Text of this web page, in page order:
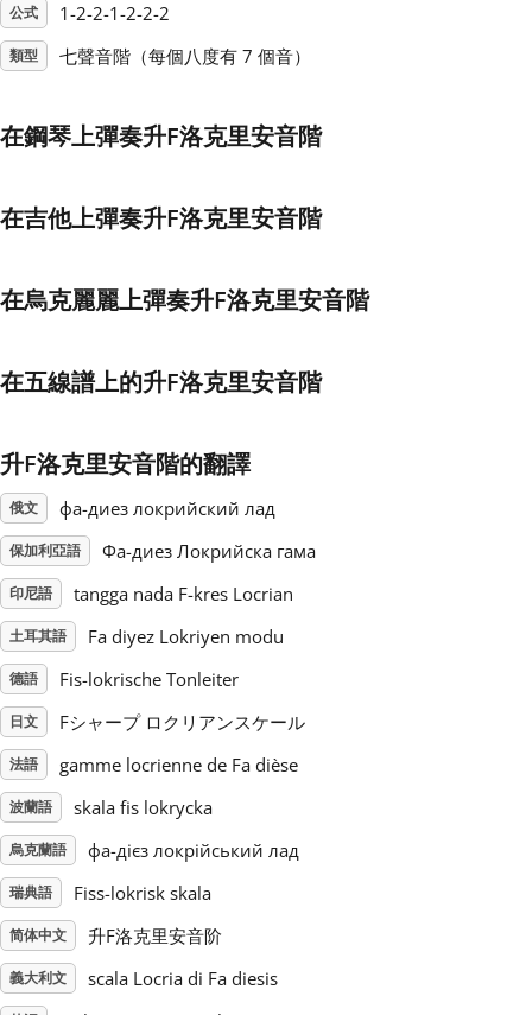
हिन्दी
Italiano
日本語
Polski
Português
Svenska
Tiếng Việt
Türkçe
繁體中文
公式 1-2-2-1-2-2-2
類型 七聲音階（每個八度有 7 個音）
在鋼琴上彈奏升F洛克里安音階
在吉他上彈奏升F洛克里安音階
在烏克麗麗上彈奏升F洛克里安音階
在五線譜上的升F洛克里安音階
升F洛克里安音階的翻譯
俄文 фа-диез локрийский лад
保加利亞語 Фа-диез Локрийска гама
印尼語 tangga nada F-kres Locrian
土耳其語 Fa diyez Lokriyen modu
德語 Fis-lokrische Tonleiter
日文 Fシャープ ロクリアンスケール
法語 gamme locrienne de Fa dièse
波蘭語 skala fis lokrycka
烏克蘭語 фа-дієз локрійський лад
瑞典語 Fiss-lokrisk skala
简体中文 升F洛克里安音阶
義大利文 scala Locria di Fa diesis